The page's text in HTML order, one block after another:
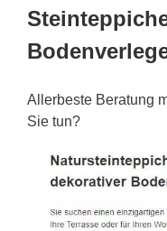
Allerbeste Beratung
Sie tun?